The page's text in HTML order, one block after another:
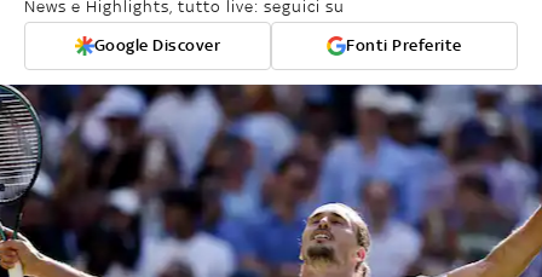
News e Highlights, tutto live: seguici su
Google Discover Fonti Preferite